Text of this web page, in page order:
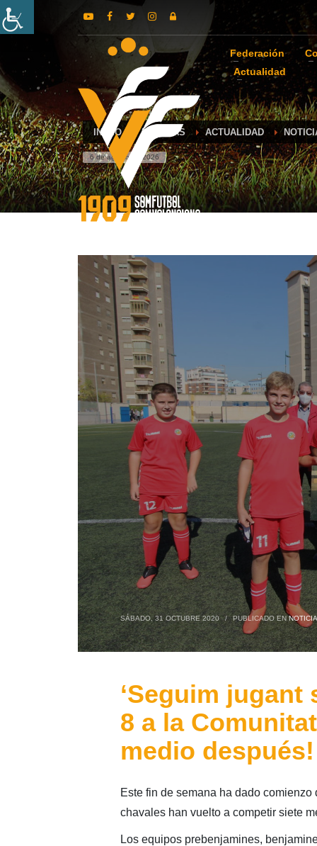
Federación
Actualidad
INICIO NOTICIAS ACTUALIDAD
6 de agosto de 2026
SÁBADO, 31 OCTUBRE 2020 / PUBLICADO EN
‘Seguim jugant
8 a la
medio después!
Este fin de semana ha dado
chavales han vuelto a competir siete
Los equipos prebenjamines,